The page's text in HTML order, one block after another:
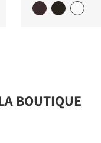
BOUTIQUE